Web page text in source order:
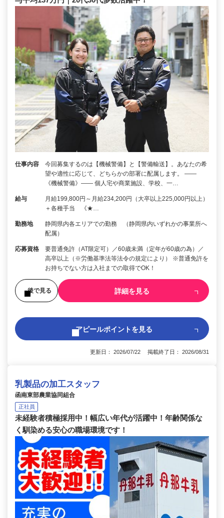
仕事内容
今回募集するのは【機械警備】と【警備輸送】。あなたの希
望や適性に応じて、どちらかの部署に配属します。 ――
《機械警備》―― 個人宅や商業施設、学校、一…
給与
月給199,800円～月給234,200円（大卒以上225,000円以上）
＋各種手当 《★…
勤務地
静岡県内各エリアでの勤務 （静岡県内いずれかの事業所へ
配属）
応募資格
要普通免許（AT限定可）／60歳未満（定年が60歳の為）／
高卒以上（※労働基準法等法令の規定により） ※普通免許を
お持ちでない方は入社までの取得でOK！
後で見る 詳細を見る
アピールポイントを見る
更新日： 2026/07/22 掲載終了日： 2026/08/31
乳製品の加工スタッフ
函南東部農業協同組合
正社員
未経験者積極採用中！幅広い年代が活躍中！年齢関係な
く馴染める安心の職場環境です！